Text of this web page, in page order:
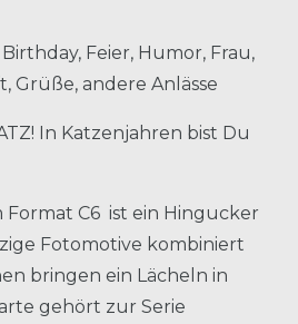
Feier, Humor, Frau,
Grüße, andere Anlässe
In Katzenjahren bist Du
Format C6 ist ein Hingucker
Fotomotive kombiniert
bringen ein Lächeln in
gehört zur Serie